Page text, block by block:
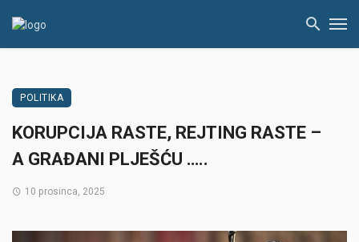
POLITIKA
KORUPCIJA RASTE, REJTING RASTE –
A GRAĐANI PLJEŠĆU …..
10 prosinca, 2025